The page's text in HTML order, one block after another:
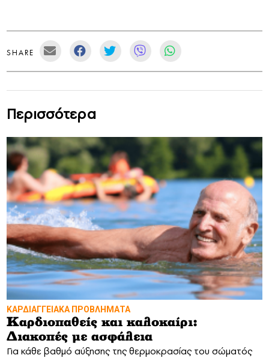
SHARE
Περισσότερα
ΚΑΡΔΙΑΓΓΕΙΑΚΑ ΠΡΟΒΛΗΜΑΤΑ
Καρδιοπαθείς και καλοκαίρι:
Διακοπές με ασφάλεια
Για κάθε βαθμό αύξησης της θερμοκρασίας του σώματός